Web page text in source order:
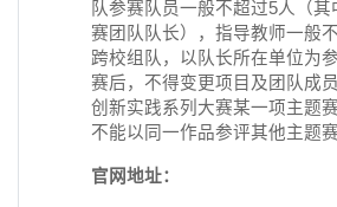
队参赛队员一般不超过5人（
赛团队队长），指导教师一般
跨校组队，以队长所在单位为
赛后，不得变更项目及团队成
创新实践系列大赛某一项主题
不能以同一作品参评其他主题
官网地址：